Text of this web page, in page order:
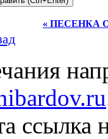
« ПЕСЕНКА
ссылка